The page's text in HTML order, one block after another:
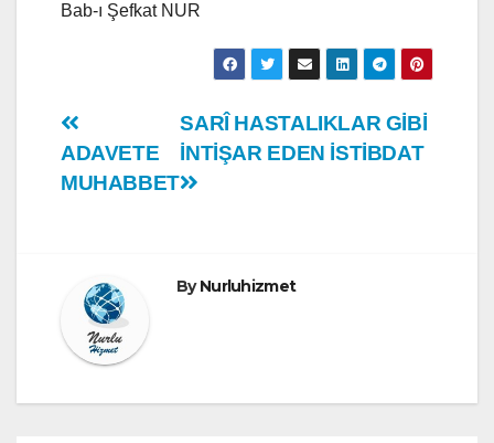
Bab-ı Şefkat NUR
Yazı
gezinmesi
SARÎ HASTALIKLAR GİBİ
İNTİŞAR EDEN İSTİBDAT
ADAVETE
MUHABBET
ByNurluhizmet